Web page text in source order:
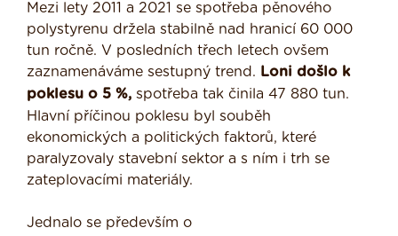
Mezi lety 2011 a 2021 se spotřeba pěnového
polystyrenu držela stabilně nad hranicí 60 000
tun ročně. V posledních třech letech ovšem
zaznamenáváme sestupný trend. Loni došlo k
poklesu o 5 %, spotřeba tak činila 47 880 tun.
Hlavní příčinou poklesu byl souběh
ekonomických a politických faktorů, které
paralyzovaly stavební sektor a s ním i trh se
zateplovacími materiály.
Jednalo se především o